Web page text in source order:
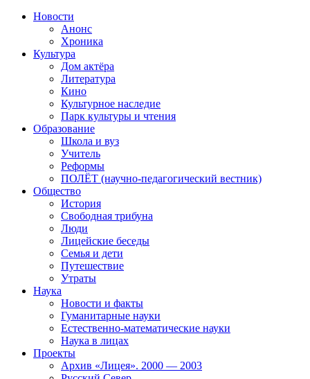
Новости
Анонс
Хроника
Культура
Дом актёра
Литература
Кино
Культурное наследие
Парк культуры и чтения
Образование
Школа и вуз
Учитель
Реформы
ПОЛЁТ (научно-педагогический вестник)
Общество
История
Свободная трибуна
Люди
Лицейские беседы
Семья и дети
Путешествие
Утраты
Наука
Новости и факты
Гуманитарные науки
Естественно-математические науки
Наука в лицах
Проекты
Архив «Лицея». 2000 — 2003